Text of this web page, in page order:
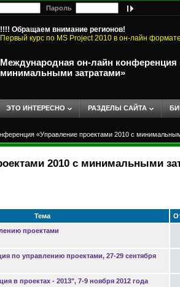
Пароль
!!!! Обращаем внимание регионов!
Первый курс по MS Project 2010 в он-лайн
Международная он-лайн конференция
минимальными затратами»
ЭТО ИНТЕРЕСНО РАЗДЕЛЫ САЙТА
«Управление проектами 2010 с
2010 с минимальными
Тема
проектами
по управлению проектами, 27-29 сентября
в проектах - 2013", 7-9 ноября 2012 года